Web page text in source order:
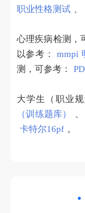
职业性格测试 、
心理疾病检测，
以参考：
mmpi
测，可参考：
大学生（职业
（训练题库）
、
卡特尔16pf 。